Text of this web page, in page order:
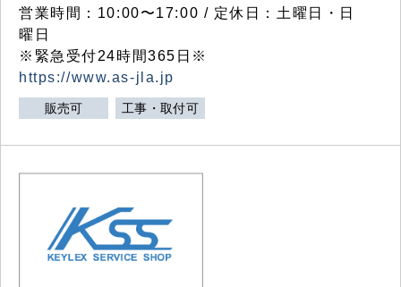
営業時間：10:00〜17:00 / 定休日：土曜日・日
曜日
※緊急受付24時間365日※
https://www.as-jla.jp
販売可 工事・取付可